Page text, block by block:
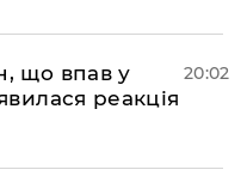
що впав у
реакція
20:02